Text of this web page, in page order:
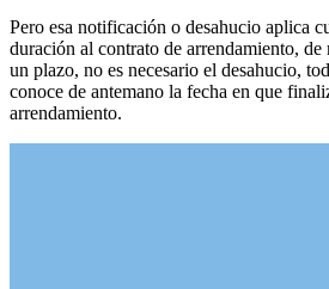
Pero esa notificación o desahucio aplica
duración al contrato de arrendamiento, de
un plazo, no es necesario el desahucio,
conoce de antemano la fecha en que
arrendamiento.